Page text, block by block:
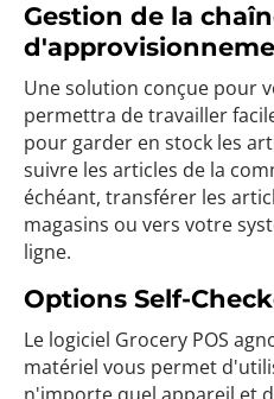
Gestion de la
Une solution conçue pour
permettra de travailler
pour garder en stock les
suivre les articles de la
échéant, transférer les
magasins ou vers votre
ligne.
Options Self-
Le logiciel Grocery POS
matériel vous permet